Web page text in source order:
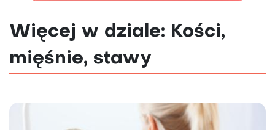
Więcej w dziale: Kości,
mięśnie, stawy